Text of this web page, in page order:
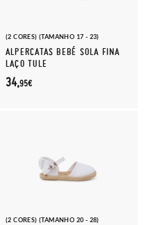
(2 CORES) (TAMANHO 17 - 23)
ALPERCATAS BEBÉ SOLA FINA
LAÇO TULE
34,95€
(2 CORES) (TAMANHO 20 - 28)